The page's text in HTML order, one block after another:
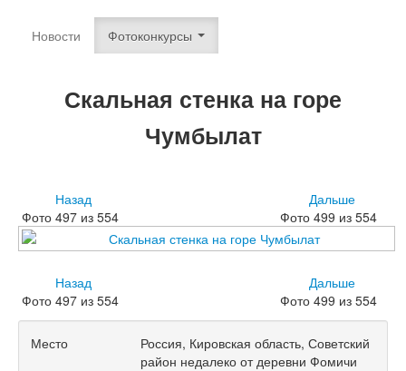
Новости Фотоконкурсы
Скальная стенка на горе
Чумбылат
Назад
Фото 497 из 554
Дальше
Фото 499 из 554
Назад
Фото 497 из 554
Дальше
Фото 499 из 554
Место
Россия, Кировская область, Советский
район недалеко от деревни Фомичи